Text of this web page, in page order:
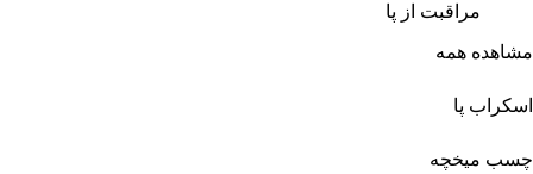
مراقبت از پا
مشاهده همه
اسکراب پا
چسب میخچه